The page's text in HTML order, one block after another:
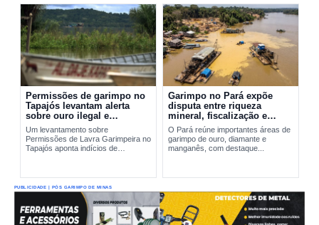
Permissões de garimpo no
Tapajós levantam alerta
sobre ouro ilegal e
contaminação por mercúrio
Um levantamento sobre
Permissões de Lavra Garimpeira no
Tapajós aponta indícios de
amplia preocupações sobre...
Garimpo no Pará expõe
disputa entre riqueza
mineral, fiscalização e
riscos ambientais
O Pará reúne importantes áreas de
garimpo de ouro, diamante e
manganês, com destaque...
PUBLICIDADE | PÓS GARIMPO DE MINAS